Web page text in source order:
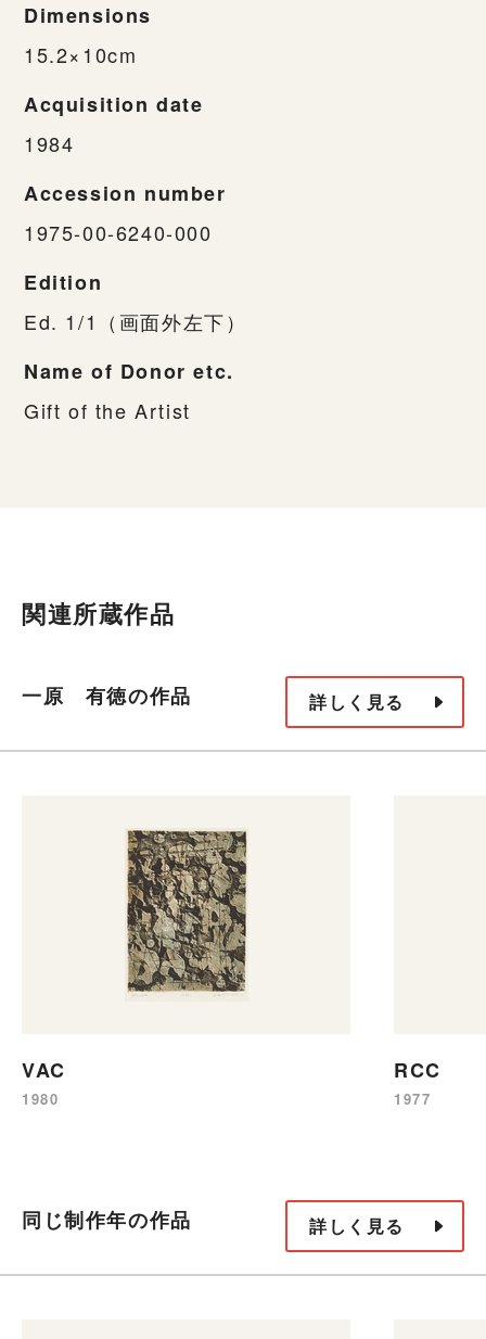
Dimensions
15.2×10cm
Acquisition date
1984
Accession number
1975-00-6240-000
Edition
Ed. 1/1（画面外左下）
Name of Donor etc.
Gift of the Artist
関連所蔵作品
一原 有徳の作品 詳しく見る
VAC
1980
RCC
1977
同じ制作年の作品 詳しく見る